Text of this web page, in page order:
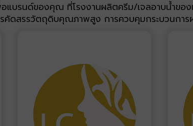
แบรนด์ของคุณ ที่โรงงานผลิตครีม/เจลอาบน้ำของ
คัดสรรวัตถุดิบคุณภาพสูง การควบคุมกระบวนกา